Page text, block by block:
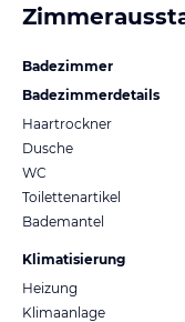
Badezimmer
Badezimmerdetails
Haartrockner
Dusche
WC
Toilettenartikel
Bademantel
Klimatisierung
Heizung
Klimaanlage